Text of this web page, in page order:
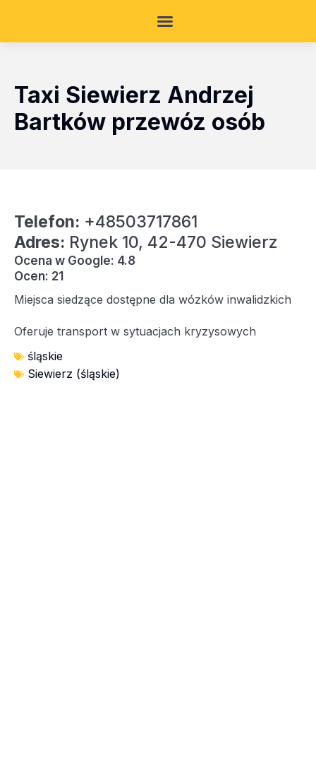
Taxi Siewierz Andrzej
Bartków przewóz osób
Telefon: +48503717861
Adres: Rynek 10, 42-470 Siewierz
Ocena w Google: 4.8
Ocen: 21
Miejsca siedzące dostępne dla wózków inwalidzkich
Oferuje transport w sytuacjach kryzysowych
śląskie
Siewierz (śląskie)